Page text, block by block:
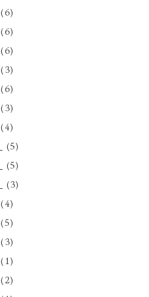
(6)
(6)
(6)
(3)
(6)
(3)
(4)
(5)
(5)
(3)
(4)
(5)
(3)
(1)
(2)